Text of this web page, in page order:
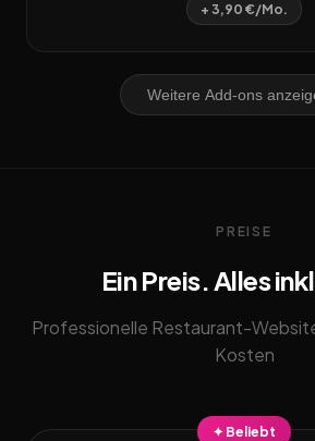
+ 3,90 €/Mo.
Weitere Add-ons
PREISE
Ein Preis. Alles
Professionelle Restaurant-
Kosten
✦ Beliebt